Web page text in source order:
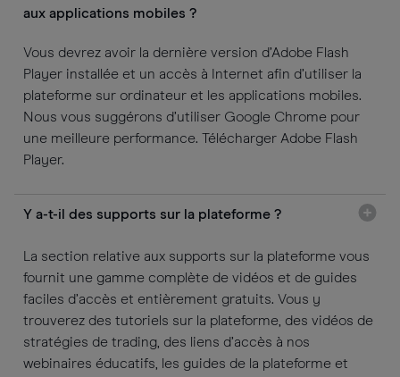
aux applications mobiles ?
Vous devrez avoir la dernière version d’Adobe Flash
Player installée et un accès à Internet afin d’utiliser la
plateforme sur ordinateur et les applications mobiles.
Nous vous suggérons d’utiliser Google Chrome pour
une meilleure performance. Télécharger Adobe Flash
Player.
Y a-t-il des supports sur la plateforme ?
La section relative aux supports sur la plateforme vous
fournit une gamme complète de vidéos et de guides
faciles d’accès et entièrement gratuits. Vous y
trouverez des tutoriels sur la plateforme, des vidéos de
stratégies de trading, des liens d’accès à nos
webinaires éducatifs, les guides de la plateforme et